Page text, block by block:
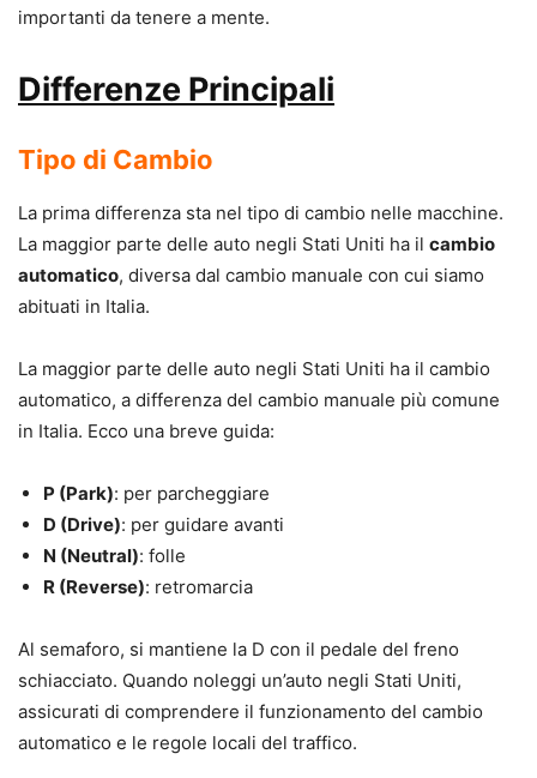
importanti da tenere a mente.
Differenze Principali
Tipo di Cambio
La prima differenza sta nel tipo di cambio nelle macchine.
La maggior parte delle auto negli Stati Uniti ha il cambio
automatico, diversa dal cambio manuale con cui siamo
abituati in Italia.
La maggior parte delle auto negli Stati Uniti ha il cambio
automatico, a differenza del cambio manuale più comune
in Italia. Ecco una breve guida:
P (Park): per parcheggiare
D (Drive): per guidare avanti
N (Neutral): folle
R (Reverse): retromarcia
Al semaforo, si mantiene la D con il pedale del freno
schiacciato. Quando noleggi un’auto negli Stati Uniti,
assicurati di comprendere il funzionamento del cambio
automatico e le regole locali del traffico.